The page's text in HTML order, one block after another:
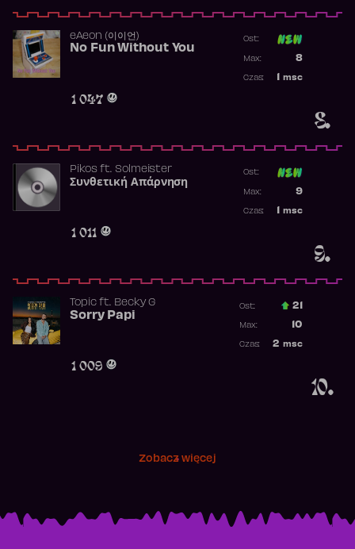
8.
​eAeon (이이언)
No Fun Without You
1 047
Ost:
8
Max:
msc
Czas:
9.
Pikosft. Solmeister
Συνθετική Απάρνηση
1 011
Ost:
9
Max:
msc
Czas:
10.
Topicft. Becky G
Sorry Papi
1 009
Ost.: 21
10
Max:
2 msc
Czas:
Zobacz więcej